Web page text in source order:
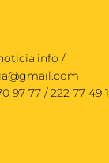
/
97 77 / 222 77 49